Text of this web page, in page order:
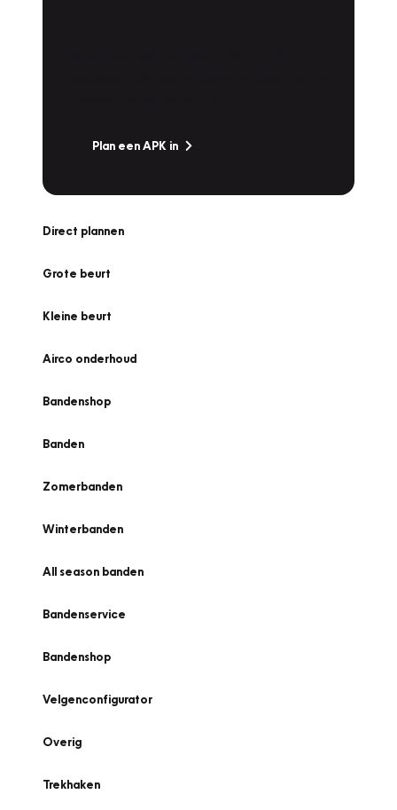
Plan een APK in
Direct plannen
Grote beurt
Kleine beurt
Airco onderhoud
Bandenshop
Banden
Zomerbanden
Winterbanden
All season banden
Bandenservice
Bandenshop
Velgenconfigurator
Overig
Trekhaken